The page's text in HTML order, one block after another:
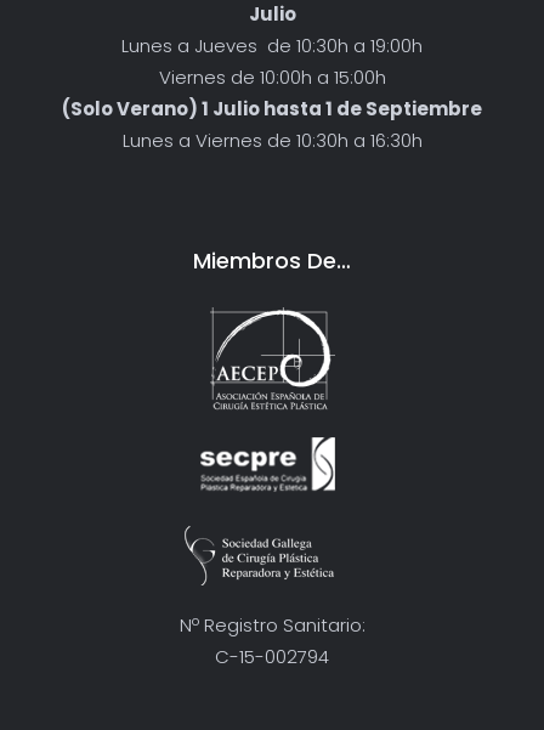
Julio
Lunes a Jueves de 10:30h a 19:00h
Viernes de 10:00h a 15:00h
(Solo Verano) 1 Julio hasta 1 de Septiembre
Lunes a Viernes de 10:30h a 16:30h
Miembros De…
Nº Registro Sanitario:
C-15-002794